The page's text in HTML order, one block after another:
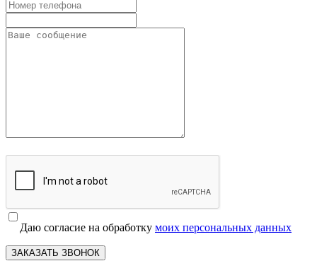
Даю согласие на обработку моих персональных данных
ЗАКАЗАТЬ ЗВОНОК